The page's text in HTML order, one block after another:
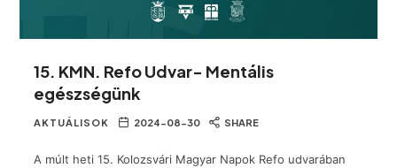
15. KMN. Refo Udvar- Mentális
egészségünk
AKTUÁLISOK 2024-08-30 SHARE
A múlt heti 15. Kolozsvári Magyar Napok Refo udvarában